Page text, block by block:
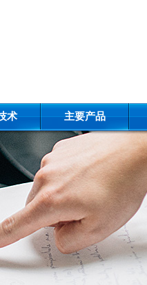
术 主要产品